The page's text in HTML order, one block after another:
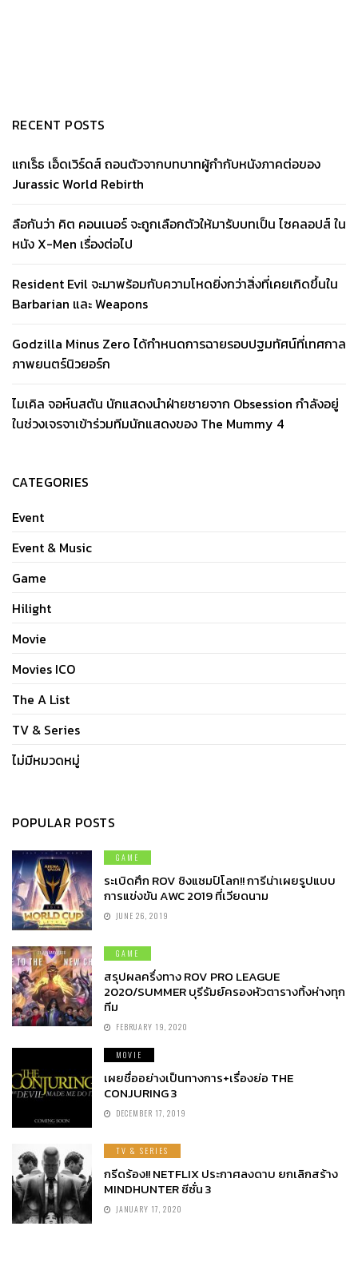
RECENT POSTS
แกเร็ธ เอ็ดเวิร์ดส์ ถอนตัวจากบทบาทผู้กำกับหนังภาคต่อของ
Jurassic World Rebirth
ลือกันว่า คิต คอนเนอร์ จะถูกเลือกตัวให้มารับบทเป็น ไซคลอปส์ ใน
หนัง X-Men เรื่องต่อไป
Resident Evil จะมาพร้อมกับความโหดยิ่งกว่าสิ่งที่เคยเกิดขึ้นใน
Barbarian และ Weapons
Godzilla Minus Zero ได้กำหนดการฉายรอบปฐมทัศน์ที่เทศกาล
ภาพยนตร์นิวยอร์ก
ไมเคิล จอห์นสตัน นักแสดงนำฝ่ายชายจาก Obsession กำลังอยู่
ในช่วงเจรจาเข้าร่วมทีมนักแสดงของ The Mummy 4
CATEGORIES
Event
Event & Music
Game
Hilight
Movie
Movies ICO
The A List
TV & Series
ไม่มีหมวดหมู่
POPULAR POSTS
GAME
ระเบิดศึก ROV ชิงแชมป์โลก!! การีน่าเผยรูปแบบ
การแข่งขัน AWC 2019 ที่เวียดนาม
JUNE 26, 2019
GAME
สรุปผลครึ่งทาง ROV PRO LEAGUE
2020/SUMMER บุรีรัมย์ครองหัวตารางทิ้งห่างทุก
ทีม
FEBRUARY 19, 2020
MOVIE
เผยชื่ออย่างเป็นทางการ+เรื่องย่อ THE
CONJURING 3
DECEMBER 17, 2019
TV & SERIES
กรีดร้อง!! NETFLIX ประกาศลงดาบ ยกเลิกสร้าง
MINDHUNTER ซีซั่น 3
JANUARY 17, 2020